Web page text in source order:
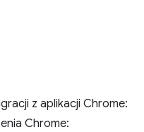
z aplikacji Chrome:
Chrome: